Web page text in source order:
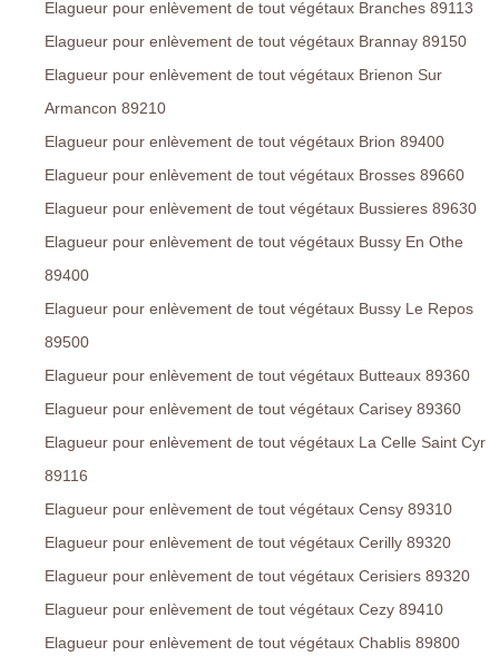
Elagueur pour enlèvement de tout végétaux Branches 89113
Elagueur pour enlèvement de tout végétaux Brannay 89150
Elagueur pour enlèvement de tout végétaux Brienon Sur
Armancon 89210
Elagueur pour enlèvement de tout végétaux Brion 89400
Elagueur pour enlèvement de tout végétaux Brosses 89660
Elagueur pour enlèvement de tout végétaux Bussieres 89630
Elagueur pour enlèvement de tout végétaux Bussy En Othe
89400
Elagueur pour enlèvement de tout végétaux Bussy Le Repos
89500
Elagueur pour enlèvement de tout végétaux Butteaux 89360
Elagueur pour enlèvement de tout végétaux Carisey 89360
Elagueur pour enlèvement de tout végétaux La Celle Saint Cyr
89116
Elagueur pour enlèvement de tout végétaux Censy 89310
Elagueur pour enlèvement de tout végétaux Cerilly 89320
Elagueur pour enlèvement de tout végétaux Cerisiers 89320
Elagueur pour enlèvement de tout végétaux Cezy 89410
Elagueur pour enlèvement de tout végétaux Chablis 89800